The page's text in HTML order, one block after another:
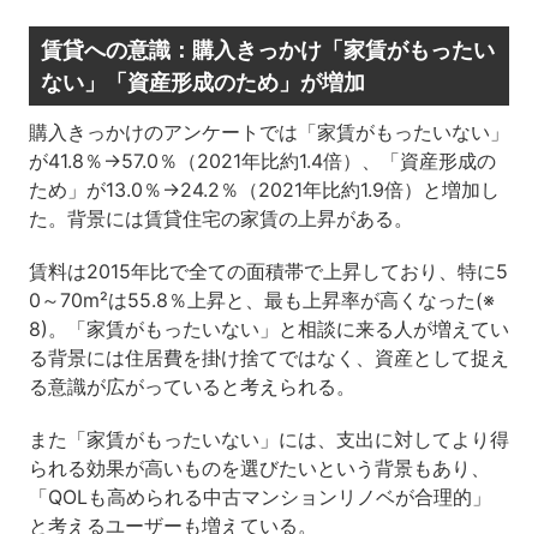
賃貸への意識：購入きっかけ「家賃がもったい
ない」「資産形成のため」が増加
購入きっかけのアンケートでは「家賃がもったいない」
が41.8％→57.0％（2021年比約1.4倍）、「資産形成の
ため」が13.0％→24.2％（2021年比約1.9倍）と増加し
た。背景には賃貸住宅の家賃の上昇がある。
賃料は2015年比で全ての面積帯で上昇しており、特に5
0～70m²は55.8％上昇と、最も上昇率が高くなった(※
8)。「家賃がもったいない」と相談に来る人が増えてい
る背景には住居費を掛け捨てではなく、資産として捉え
る意識が広がっていると考えられる。
また「家賃がもったいない」には、支出に対してより得
られる効果が高いものを選びたいという背景もあり、
「QOLも高められる中古マンションリノベが合理的」
と考えるユーザーも増えている。